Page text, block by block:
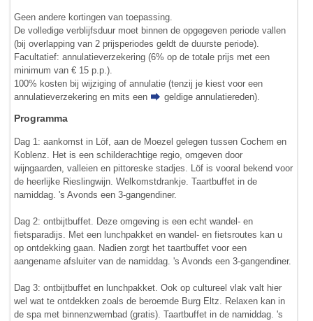
Geen andere kortingen van toepassing.
De volledige verblijfsduur moet binnen de opgegeven periode vallen
(bij overlapping van 2 prijsperiodes geldt de duurste periode).
Facultatief: annulatieverzekering (6% op de totale prijs met een
minimum van € 15 p.p.).
100% kosten bij wijziging of annulatie (tenzij je kiest voor een
annulatieverzekering en mits een
geldige annulatiereden).
Programma
Dag 1: aankomst in Löf, aan de Moezel gelegen tussen Cochem en
Koblenz. Het is een schilderachtige regio, omgeven door
wijngaarden, valleien en pittoreske stadjes. Löf is vooral bekend voor
de heerlijke Rieslingwijn. Welkomstdrankje. Taartbuffet in de
namiddag. 's Avonds een 3-gangendiner.
Dag 2: ontbijtbuffet. Deze omgeving is een echt wandel- en
fietsparadijs. Met een lunchpakket en wandel- en fietsroutes kan u
op ontdekking gaan. Nadien zorgt het taartbuffet voor een
aangename afsluiter van de namiddag. 's Avonds een 3-gangendiner.
Dag 3: ontbijtbuffet en lunchpakket. Ook op cultureel vlak valt hier
wel wat te ontdekken zoals de beroemde Burg Eltz. Relaxen kan in
de spa met binnenzwembad (gratis). Taartbuffet in de namiddag. 's